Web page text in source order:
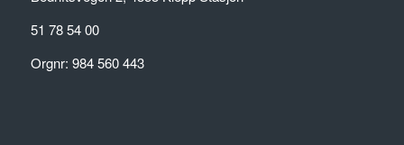
51 78 54 00
Orgnr: 984 560 443